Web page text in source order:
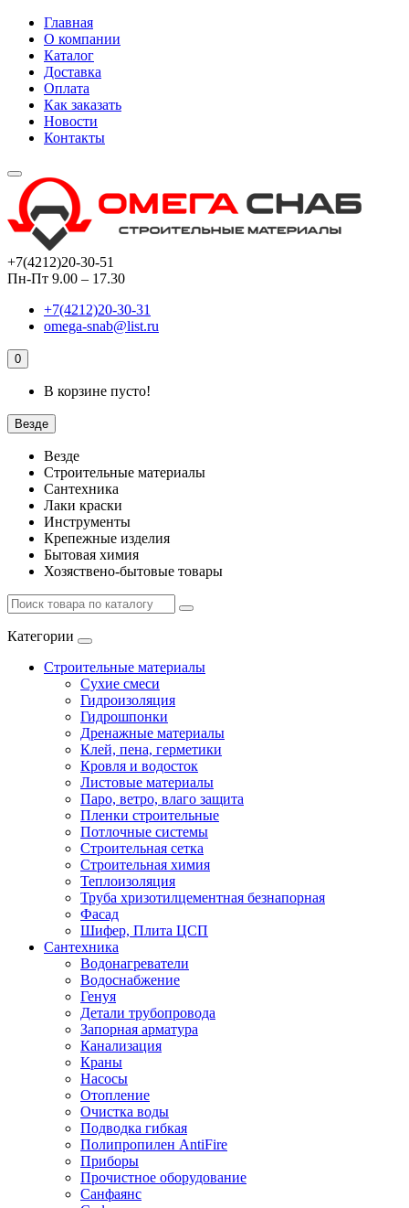
Главная
О компании
Каталог
Доставка
Оплата
Как заказать
Новости
Контакты
+7(4212)20-30-51
Пн-Пт 9.00 – 17.30
+7(4212)20-30-31
omega-snab@list.ru
0
В корзине пусто!
Везде
Везде
Строительные материалы
Сантехника
Лаки краски
Инструменты
Крепежные изделия
Бытовая химия
Хозяствено-бытовые товары
Категории
Строительные материалы
Сухие смеси
Гидроизоляция
Гидрошпонки
Дренажные материалы
Клей, пена, герметики
Кровля и водосток
Листовые материалы
Паро, ветро, влаго защита
Пленки строительные
Потлочные системы
Строительная сетка
Строительная химия
Теплоизоляция
Труба хризотилцементная безнапорная
Фасад
Шифер, Плита ЦСП
Сантехника
Водонагреватели
Водоснабжение
Генуя
Детали трубопровода
Запорная арматура
Канализация
Краны
Насосы
Отопление
Очистка воды
Подводка гибкая
Полипропилен AntiFire
Приборы
Прочистное оборудование
Санфаянс